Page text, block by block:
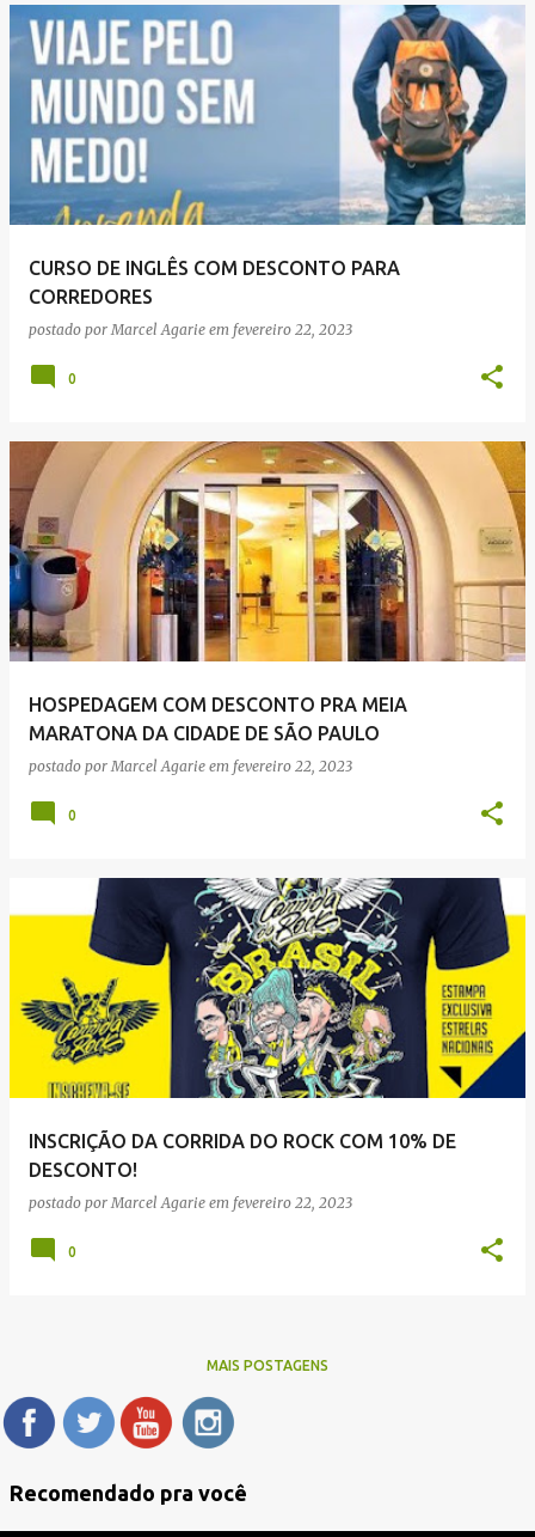
CURSO DE INGLÊS COM DESCONTO PARA
CORREDORES
postado porMarcel Agarie em fevereiro 22, 2023
0
HOSPEDAGEM COM DESCONTO PRA MEIA
MARATONA DA CIDADE DE SÃO PAULO
postado porMarcel Agarie em fevereiro 22, 2023
0
INSCRIÇÃO DA CORRIDA DO ROCK COM 10% DE
DESCONTO!
postado porMarcel Agarie em fevereiro 22, 2023
0
MAIS POSTAGENS
Recomendado pra você